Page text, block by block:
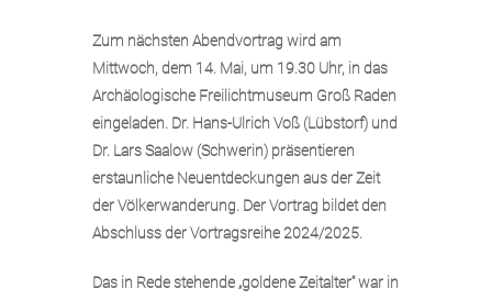
Zum nächsten Abendvortrag wird am
Mittwoch, dem 14. Mai, um 19.30 Uhr, in das
Archäologische Freilichtmuseum Groß Raden
eingeladen. Dr. Hans-Ulrich Voß (Lübstorf) und
Dr. Lars Saalow (Schwerin) präsentieren
erstaunliche Neuentdeckungen aus der Zeit
der Völkerwanderung. Der Vortrag bildet den
Abschluss der Vortragsreihe 2024/2025.
Das in Rede stehende „goldene Zeitalter“ war in